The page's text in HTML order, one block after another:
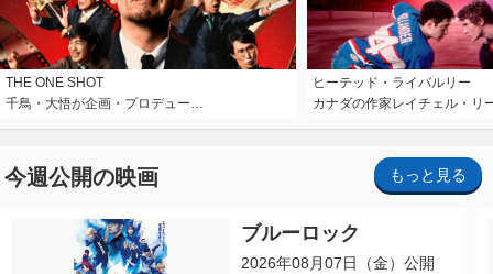
THE ONE SHOT
千鳥・大悟が企画・プロデュー…
ヒーテッド・ライバルリー
カナダの作家レイチェル・リ
今週公開の映画 もっと見る
ブルーロック
2026年08月07日（金）公開